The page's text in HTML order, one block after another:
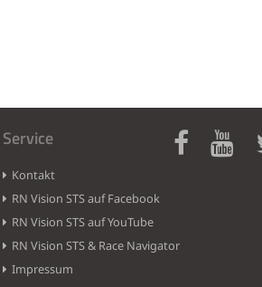
Service
Kontakt
RN Vision STS auf Facebook
RN Vision STS auf YouTube
RN Vision STS & Race Navigator
Impressum